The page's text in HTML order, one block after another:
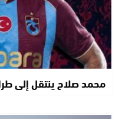
محمد صلاح ينتقل إلى